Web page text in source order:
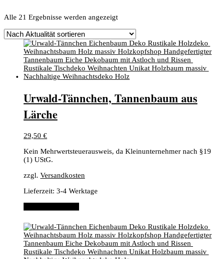
Alle 21 Ergebnisse werden angezeigtNach
sortiert
​Urwald-Tännchen, ​Tannenbaum aus
Lärche
29,50 €
Kein Mehrwertsteuerausweis, da Kleinunternehmer nach §19
(1) UStG.
zzgl. Versandkosten
Lieferzeit: 3-4 Werktage